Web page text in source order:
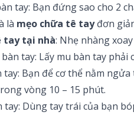
tay: Bạn đứng sao cho 2
là mẹo chữa tê tayđơn
tay tại nhà: Nhẹ nhàng
tay: Lấy mu bàn tay
tay: Bạn để cơ thể nằm
vòng 10 – 15 phút.
tay: Dùng tay trái của bạn